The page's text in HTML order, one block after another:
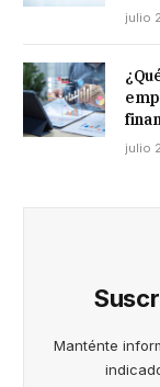
julio
julio
Manténte